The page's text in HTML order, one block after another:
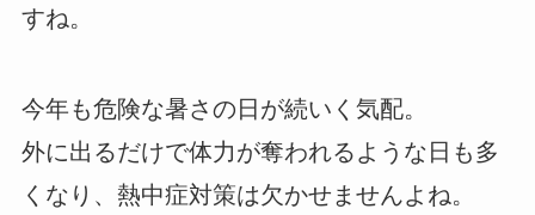
すね。
今年も危険な暑さの日が続いく気配。
外に出るだけで体力が奪われるような日も多
くなり、熱中症対策は欠かせませんよね。